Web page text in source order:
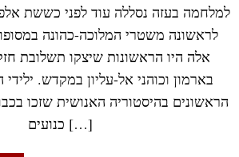
למלחמה בעזה נסללה עוד לפני כששת
לראשונה משטרי המלוכה-כהונה
אלה היו הראשונות שיצקו תשלובת
בארמון וכוהני אל-עליון במקדש. ילידי
הראשונים בהיסטוריה האנושית שזכו
כנועים […]